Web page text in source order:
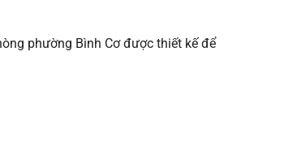
phường Bình Cơ được thiết kế để